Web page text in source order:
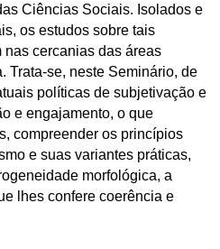
Ciências Sociais. Isolados e
os estudos sobre tais
cercanias das áreas
Trata-se, neste Seminário, de
políticas de subjetivação e
e engajamento, o que
compreender os princípios
e suas variantes práticas,
morfológica, a
lhes confere coerência e